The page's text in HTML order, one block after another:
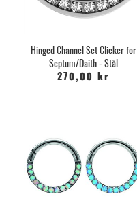
Hinged Channel Set Clicker for
Septum/Daith - Stål
270,00 kr